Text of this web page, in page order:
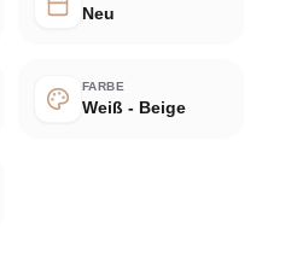
Neu
FARBE
Weiß - Beige